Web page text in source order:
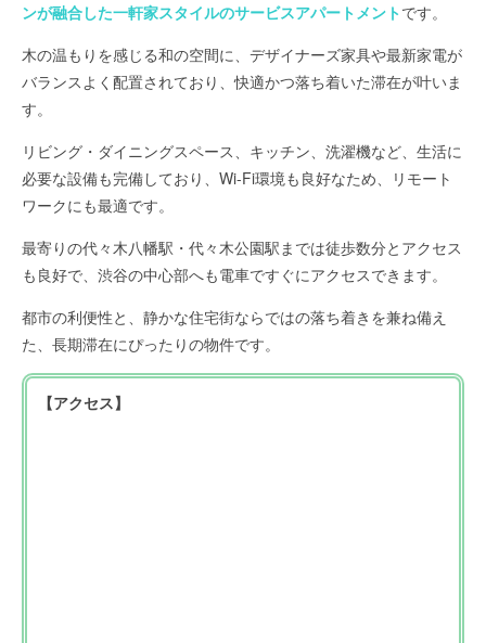
ンが融合した一軒家スタイルのサービスアパートメントです。
木の温もりを感じる和の空間に、デザイナーズ家具や最新家電が
バランスよく配置されており、快適かつ落ち着いた滞在が叶いま
す。
リビング・ダイニングスペース、キッチン、洗濯機など、生活に
必要な設備も完備しており、Wi-Fi環境も良好なため、リモート
ワークにも最適です。
最寄りの代々木八幡駅・代々木公園駅までは徒歩数分とアクセス
も良好で、渋谷の中心部へも電車ですぐにアクセスできます。
都市の利便性と、静かな住宅街ならではの落ち着きを兼ね備え
た、長期滞在にぴったりの物件です。
【アクセス】